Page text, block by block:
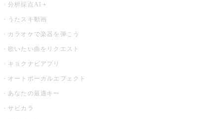
分析採点AI＋
うたスキ動画
カラオケで楽器を弾こう
歌いたい曲をリクエスト
キョクナビアプリ
オートボーカルエフェクト
あなたの最適キー
サビカラ